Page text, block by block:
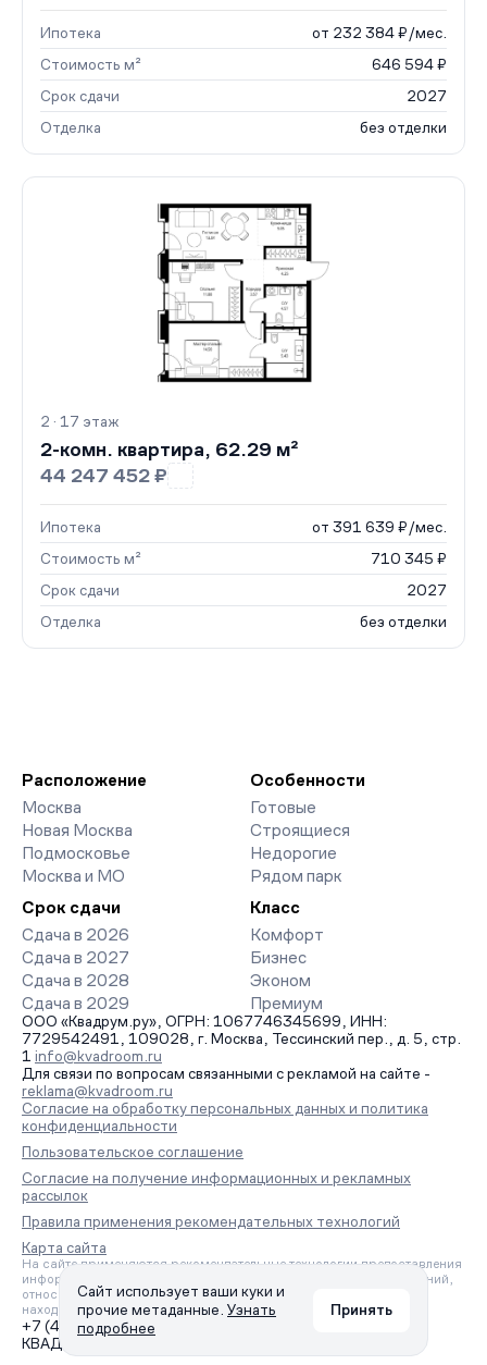
Ипотека
от 232 384 ₽/мес.
Стоимость м²
646 594 ₽
Срок сдачи
2027
Отделка
без отделки
2 · 17 этаж
2-комн. квартира, 62.29 м²
44 247 452 ₽
Ипотека
от 391 639 ₽/мес.
Стоимость м²
710 345 ₽
Срок сдачи
2027
Отделка
без отделки
Расположение
Москва
Новая Москва
Подмосковье
Москва и МО
Особенности
Готовые
Строящиеся
Недорогие
Рядом парк
Срок сдачи
Сдача в 2026
Сдача в 2027
Сдача в 2028
Сдача в 2029
Класс
Комфорт
Бизнес
Эконом
Премиум
ООО «Квадрум.ру», ОГРН: 1067746345699, ИНН:
7729542491, 109028, г. Москва, Тессинский пер., д. 5, стр.
1 info@kvadroom.ru
Для связи по вопросам связанными с рекламой на сайте -
reklama@kvadroom.ru
Согласие на обработку персональных данных и политика
конфиденциальности
Пользовательское соглашение
Согласие на получение информационных и рекламных
рассылок
Правила применения рекомендательных технологий
Карта сайта
На сайте применяются рекомендательные технологии предоставления
информации на основе сбора, систематизации и анализа сведений,
относящихся к предпочтениям пользователей сети «Интернет»,
находящихся на территории Российской Федерации.
+7 (495) 157-88-80
КВАДРУМ © 2006 – 2026. Все права защищены.
Сайт использует ваши куки и
прочие метаданные. Узнать
подробнее
Принять